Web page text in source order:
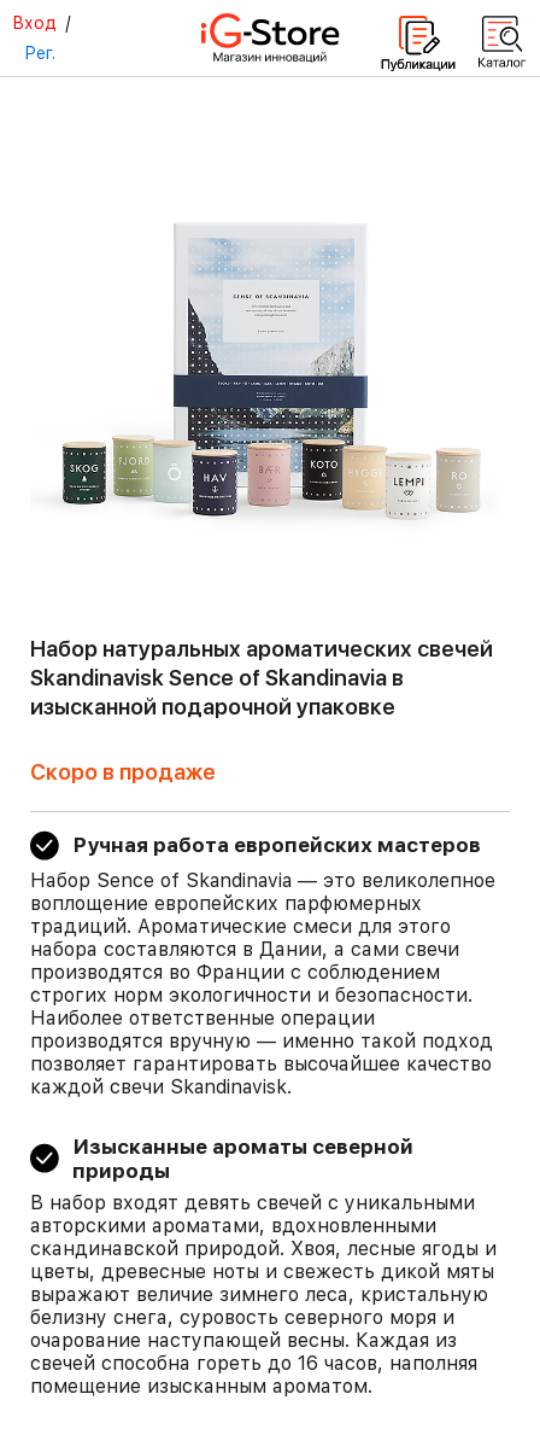
Вход /
Рег.
Набор натуральных ароматических свечей
Skandinavisk Sence of Skandinavia в
изысканной подарочной упаковке
Скоро в продаже
Ручная работа европейских мастеров
Набор Sence of Skandinavia — это великолепное
воплощение европейских парфюмерных
традиций. Ароматические смеси для этого
набора составляются в Дании, а сами свечи
производятся во Франции с соблюдением
строгих норм экологичности и безопасности.
Наиболее ответственные операции
производятся вручную — именно такой подход
позволяет гарантировать высочайшее качество
каждой свечи Skandinavisk.
Изысканные ароматы северной
природы
В набор входят девять свечей с уникальными
авторскими ароматами, вдохновленными
скандинавской природой. Хвоя, лесные ягоды и
цветы, древесные ноты и свежесть дикой мяты
выражают величие зимнего леса, кристальную
белизну снега, суровость северного моря и
очарование наступающей весны. Каждая из
свечей способна гореть до 16 часов, наполняя
помещение изысканным ароматом.